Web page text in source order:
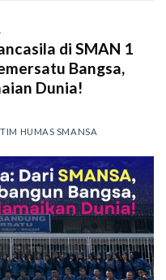
di SMAN 1
Bangsa,
Dunia!
TIM HUMAS SMANSA